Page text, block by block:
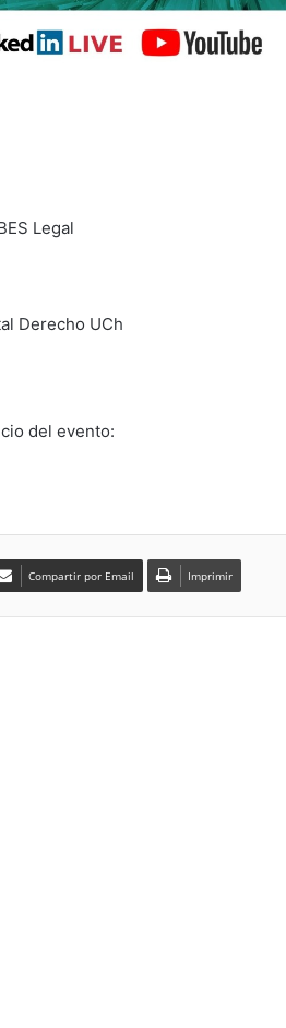
Legal
Derecho UCh
del evento:
Compartir por Email Imprimir